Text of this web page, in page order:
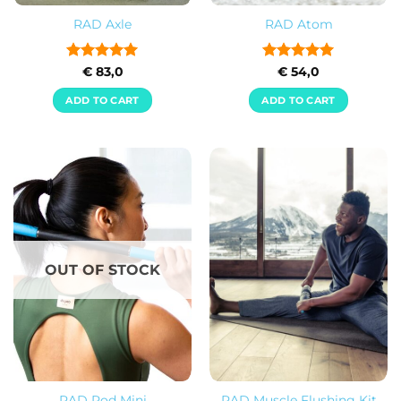
RAD Axle
Rated5
out of 5
€83,0
ADD TO CART
RAD Atom
Rated5
out of 5
€ 54,0
ADD TO CART
OUT OF STOCK